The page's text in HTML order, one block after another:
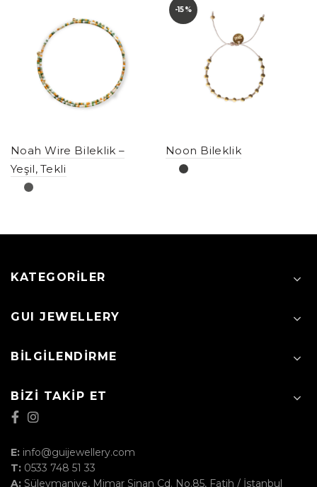
Noah Wire Bileklik –
Yeşil, Tekli
-15%
Noon Bileklik
KATEGORILER
GUI JEWELLERY
BILGILENDIRME
BIZI TAKIP ET
E: info@guijewellery.com
T: 0533 748 51 33
A: Süleymaniye, Mimar Sinan Cd. No.85, Fatih / İstanbul